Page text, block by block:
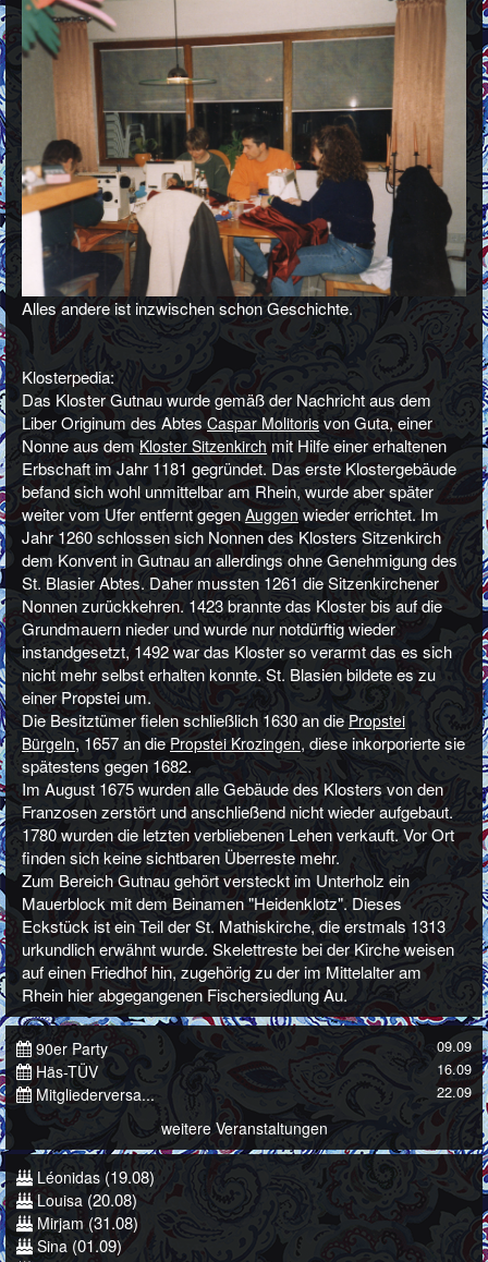
Alles andere ist inzwischen schon Geschichte.
Klosterpedia:
Das Kloster Gutnau wurde gemäß der Nachricht aus dem
Liber Originum des AbtesCaspar Molitorisvon Guta, einer
Nonne aus demKloster Sitzenkirchmit Hilfe einer erhaltenen
Erbschaft im Jahr 1181 gegründet. Das erste Klostergebäude
befand sich wohl unmittelbar am Rhein, wurde aber später
weiter vom Ufer entfernt gegen Auggen wieder errichtet. Im
Jahr 1260 schlossen sich Nonnen des Klosters Sitzenkirch
dem Konvent in Gutnau an allerdings ohne Genehmigung des
St. Blasier Abtes. Daher mussten 1261 die Sitzenkirchener
Nonnen zurückkehren. 1423 brannte das Kloster bis auf die
Grundmauern nieder und wurde nur notdürftig wieder
instandgesetzt, 1492 war das Kloster so verarmt das es sich
nicht mehr selbst erhalten konnte. St. Blasien bildete es zu
einer Propstei um.
Die Besitztümer fielen schließlich 1630 an diePropstei
Bürgeln, 1657 an diePropstei Krozingen, diese inkorporierte sie
spätestens gegen 1682.
Im August 1675 wurden alle Gebäude des Klosters von den
Franzosen zerstört und anschließend nicht wieder aufgebaut.
1780 wurden die letzten verbliebenen Lehen verkauft. Vor Ort
finden sich keine sichtbaren Überreste mehr.
Zum Bereich Gutnau gehört versteckt im Unterholz ein
Mauerblock mit dem Beinamen "Heidenklotz". Dieses
Eckstück ist ein Teil der St. Mathiskirche, die erstmals 1313
urkundlich erwähnt wurde. Skelettreste bei der Kirche weisen
auf einen Friedhof hin, zugehörig zu der im Mittelalter am
Rhein hier abgegangenen Fischersiedlung Au.
90er Party 09.09
Häs-TÜV 16.09
Mitgliederversa... 22.09
weitere Veranstaltungen
Léonidas (19.08)
Louisa (20.08)
Mirjam(31.08)
Sina(01.09)